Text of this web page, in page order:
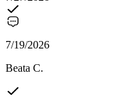
7/19/2026
Beata C.